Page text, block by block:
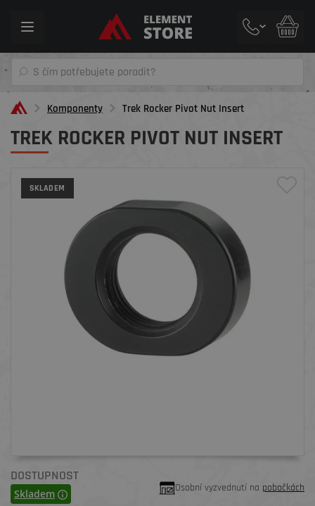
Toggle
Komponenty Trek Rocker Pivot Nut Insert
TREK ROCKER PIVOT NUT INSERT
SKLADEM
DOSTUPNOST
Skladem Osobní vyzvednutí na pobočkách